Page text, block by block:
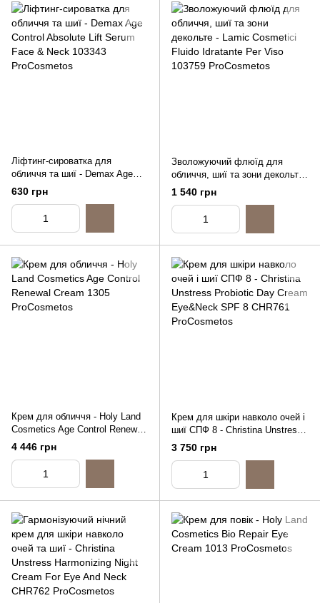
Ліфтинг-сироватка для
обличчя та шиї - Demax Age
Control Absolute Lift Serum
Face & Neck, 15ml
630 грн
Зволожуючий флюїд для
обличчя, шиї та зони декольте
- Lamic Cosmetici Fluido
Idratante Per Viso, 50ml
1 540 грн
Крем для обличчя - Holy Land
Cosmetics Age Control Renewal
Cream, 50ml
4 446 грн
Крем для шкіри навколо очей і
шиї СПФ 8 - Christina Unstress
Probiotic Day Cream Eye&Neck
SPF 8, 30ml
3 750 грн